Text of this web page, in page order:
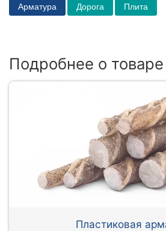
Арматура Дорога Плита
Подробнее о товаре
Пластиковая